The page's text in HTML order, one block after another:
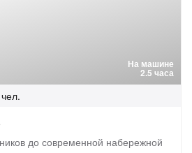
На машине
2.5 часа
до современной набережной